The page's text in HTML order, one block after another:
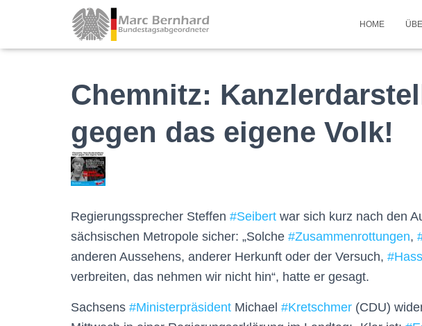
HOME
Chemnitz:
gegen das eigene Volk!
Regierungssprecher Steffen #Seibert war sich kurz nach den
sächsischen Metropole sicher: „Solche #Zusammenrottungen,
anderen Aussehens, anderer Herkunft oder der Versuch, #Hass
verbreiten, das nehmen wir nicht hin“, hatte er gesagt.
Sachsens #Ministerpräsident Michael #Kretschmer (CDU)